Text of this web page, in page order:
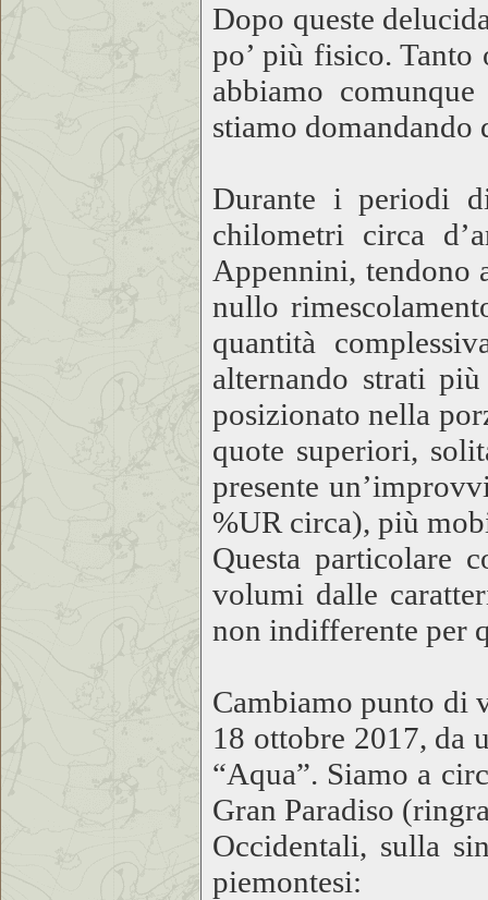
Dopo queste
po’ più fisico.
abbiamo
stiamo domandando
Durante i periodi
chilometri circa
Appennini, tendono
nullo
quantità
alternando strati
posizionato nella
quote superiori,
presente
%UR circa), più
Questa particolare
volumi dalle
non indifferente per
Cambiamo punto di
18 ottobre 2017, da
“Aqua”. Siamo a
Gran Paradiso
Occidentali, sulla
piemontesi: